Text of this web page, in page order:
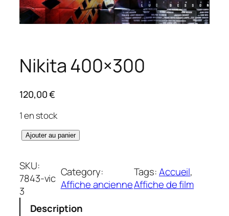
Nikita 400×300
120,00€
1 en stock
q
a
n
t
i
Ajouter au panier
SKU:
7843-vic
3
Category:
Affiche ancienne
Tags:Accueil
Affiche de film
Description